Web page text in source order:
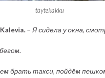
täytekakku
Kalevia. – Я сидела у окна,
брать такси, пойдём